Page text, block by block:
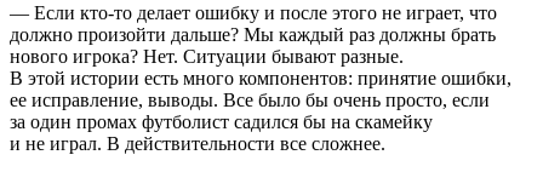
— Если кто-то делает ошибку и после этого не играет, что
должно произойти дальше? Мы каждый раз должны брать
нового игрока? Нет. Ситуации бывают разные.
В этой истории есть много компонентов: принятие ошибки,
ее исправление, выводы. Все было бы очень просто, если
за один промах футболист садился бы на скамейку
и не играл. В действительности все сложнее.